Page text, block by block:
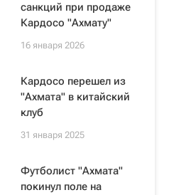
санкций при продаже
Кардосо "Ахмату"
16 января 2026
Кардосо перешел из
"Ахмата" в китайский
клуб
31 января 2025
Футболист "Ахмата"
покинул поле на